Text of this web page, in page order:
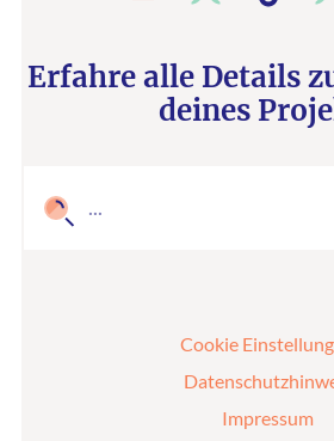
Erfahre alle Details
deines
Cookie
Impressum